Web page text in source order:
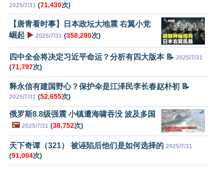
2025/7/31 (71,430次)
【唐青看时事】日本政坛大地震 右翼小党
崛起 ▶️ 2025/7/31 (358,280次)
四中全会将决定习近平命运？分析有四大版本 📝 2025/7/31
(71,797次)
释永信有建国野心？保护伞是江泽民李长春赵朴初 📝
2025/7/31 (52,655次)
俄罗斯8.8级强震 小镇遭海啸吞没 波及多国
🖼️ 2025/7/31 (38,752次)
天下奇谭（321） 被诬陷后他们是如何选择的 2025/7/31
(91,004次)